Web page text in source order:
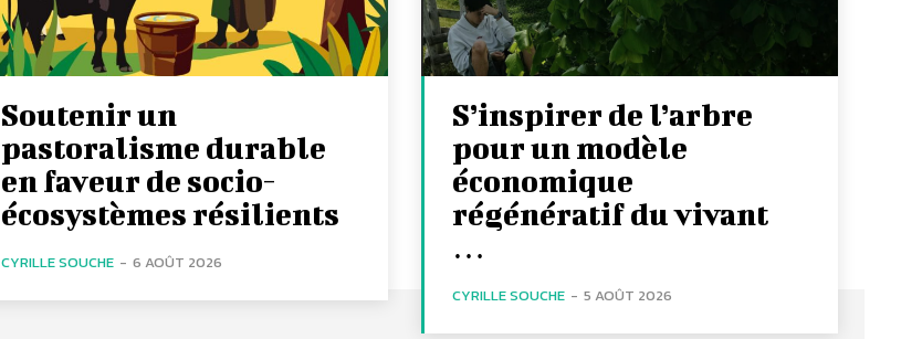
Soutenir un
pastoralisme durable
en faveur de socio-
écosystèmes résilients
CYRILLE SOUCHE - 6 AOÛT 2026
S’inspirer de l’arbre
pour un modèle
économique
régénératif du vivant
…
CYRILLE SOUCHE - 5 AOÛT 2026